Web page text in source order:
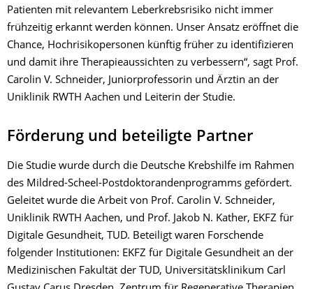
Patienten mit relevantem Leberkrebsrisiko nicht immer
frühzeitig erkannt werden können. Unser Ansatz eröffnet die
Chance, Hochrisikopersonen künftig früher zu identifizieren
und damit ihre Therapieaussichten zu verbessern“, sagt Prof.
Carolin V. Schneider, Juniorprofessorin und Ärztin an der
Uniklinik RWTH Aachen und Leiterin der Studie.
Förderung und beteiligte Partner
Die Studie wurde durch die Deutsche Krebshilfe im Rahmen
des Mildred-Scheel-Postdoktorandenprogramms gefördert.
Geleitet wurde die Arbeit von Prof. Carolin V. Schneider,
Uniklinik RWTH Aachen, und Prof. Jakob N. Kather, EKFZ für
Digitale Gesundheit, TUD. Beteiligt waren Forschende
folgender Institutionen: EKFZ für Digitale Gesundheit an der
Medizinischen Fakultät der TUD, Universitätsklinikum Carl